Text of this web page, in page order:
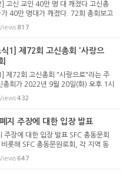
고신 교인 40만 명 대 깨졌다 고신총
40만 명대가 깨졌다. 72회 총회보고
면 2022년 2월 현재 고신교회에 등록
로 지난해 401,538명에 비해 12,85
817
식1] 제72회 고신총회 '사랑으
제72회 고신총회 "사랑으로"라는 주
총회가 2022년 9월 20일(화) 오후 1시
서 개회했다. 총회는 본격적인 회무에
. 총회장 강학근 목사가 예배 인도를
432
지 주장에 대한 입장 발표
주장에 대한 입장 발표 SFC 총동문회
롯해 SFC 총동문원로회, 각 지역 동
총회에 상정된 SFC 폐지 주장에 대
발표했다. 이 입장문은 개혁정론을 비
647